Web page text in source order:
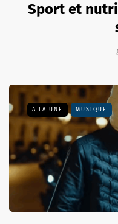
Sport et
A LA UNE MUSIQUE